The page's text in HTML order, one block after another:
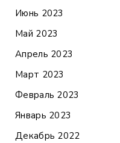
Июнь 2023
Май 2023
Апрель 2023
Март 2023
Февраль 2023
Январь 2023
Декабрь 2022